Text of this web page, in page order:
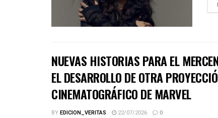
NUEVAS HISTORIAS PARA EL
EL DESARROLLO DE OTRA
CINEMATOGRÁFICO DE MARVEL
BYEDICION_VERITAS 22/07/2026 0